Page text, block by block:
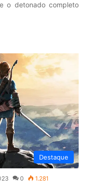
o detonado completo
Destaque
0 1.281